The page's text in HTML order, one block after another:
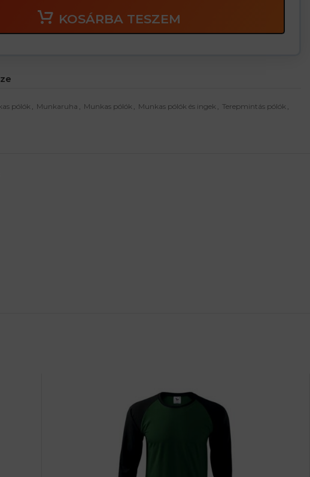
KOSÁRBA TESZEM
pólók , Munkaruha , Munkas pólók , Munkas pólók és ingek , Terepmintás pólók ,